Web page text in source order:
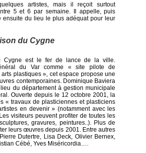
artistes, mais il reçoit surtout
5 et 6 par semaine. Il appelle, puis
ensuite du lieu le plus adéquat pour leur
du Cygne
Cygne est le fer de lance de la ville.
du Var comme « site pilote de
plastiques », cet espace propose une
contemporaines. Dominique Baviera
du département à gestion municipale
Ouverte depuis le 12 octobre 2001, la
« travaux de plasticiennes et plasticiens
en devenir » (notamment avec les
visiteurs peuvent profiter de toutes les
gravures, peintures..). Plus de
leurs œuvres depuis 2001. Entre autres
Dutertre, Lisa Deck, Olivier Bernex,
Cébé, Yves Miséricordia….